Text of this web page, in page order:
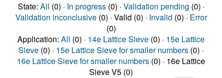
State: All (0) · In progress(0) · Validation pending (0) ·
Validation inconclusive(0) · Valid (0) · Invalid (0) · Error
(0)
Application: All (0) · 14e Lattice Sieve (0) · 15e Lattice
Sieve (0) · 15e Lattice Sieve for smaller numbers (0) ·
16e Lattice Sieve for smaller numbers (0) · 16e Lattice
Sieve V5 (0)